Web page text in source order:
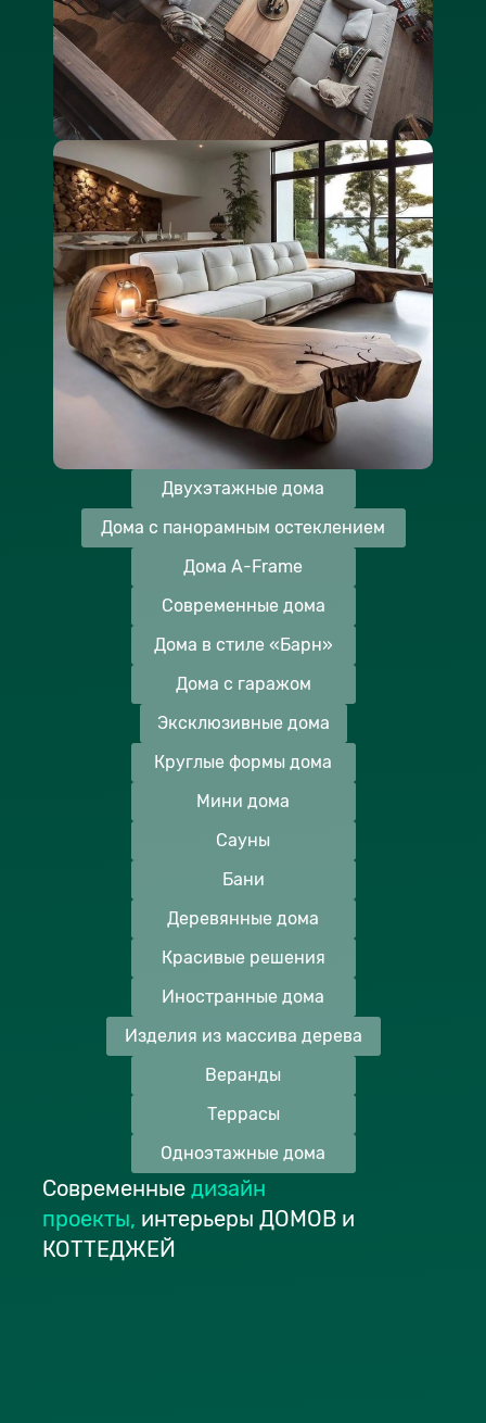
Двухэтажные дома
Дома с панорамным остеклением
Дома A-Frame
Современные дома
Дома в стиле «Барн»
Дома с гаражом
Эксклюзивные дома
Круглые формы дома
Мини дома
Сауны
Бани
Деревянные дома
Красивые решения
Иностранные дома
Изделия из массива дерева
Веранды
Террасы
Одноэтажные дома
Современные дизайн
проекты, интерьеры ДОМОВ и
КОТТЕДЖЕЙ